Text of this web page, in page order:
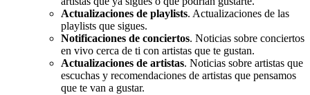
Actualizaciones de playlists. Actualizaciones de las
playlists que sigues.
Notificaciones de conciertos. Noticias sobre conciertos
en vivo cerca de ti con artistas que te gustan.
Actualizaciones de artistas. Noticias sobre artistas que
escuchas y recomendaciones de artistas que pensamos
que te van a gustar.